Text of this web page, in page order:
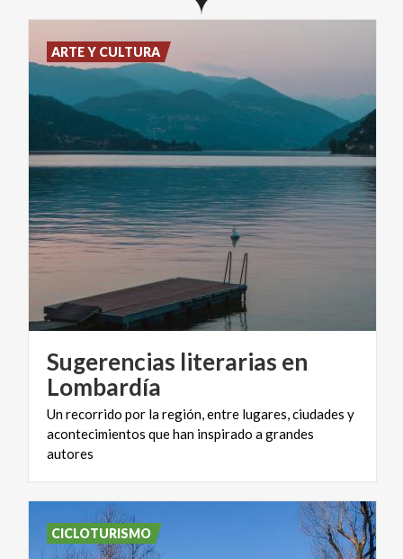
Sugerencias literarias en
Lombardía
Un recorrido por la región, entre lugares, ciudades y
acontecimientos que han inspirado a grandes
autores
ARTE Y CULTURA
CICLOTURISMO